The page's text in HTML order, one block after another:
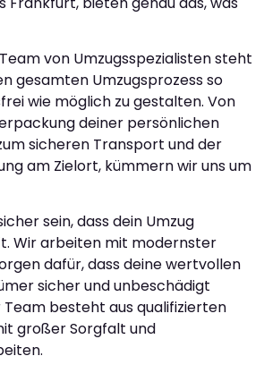
von Umzugsspezialisten steht
gesamten Umzugsprozess so
wie möglich zu gestalten. Von
deiner persönlichen
sicheren Transport und der
am Zielort, kümmern wir uns um
sein, dass dein Umzug
Wir arbeiten mit modernster
dafür, dass deine wertvollen
sicher und unbeschädigt
besteht aus qualifizierten
großer Sorgfalt und